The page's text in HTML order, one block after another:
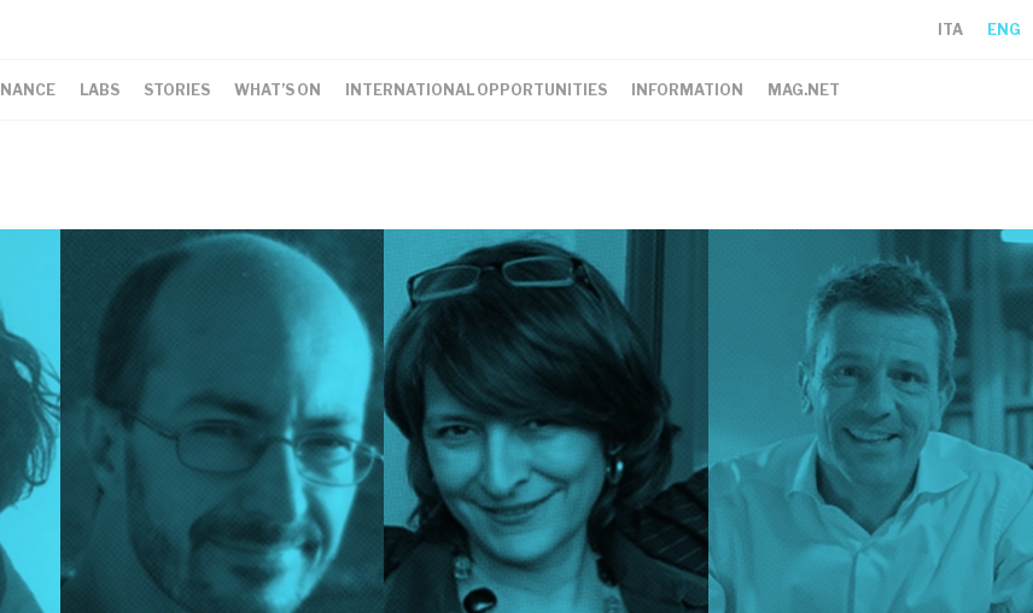
ENG
ITA
LABS STORIES WHAT’S ON INTERNATIONAL OPPORTUNITIES INFORMATION MAG.NET